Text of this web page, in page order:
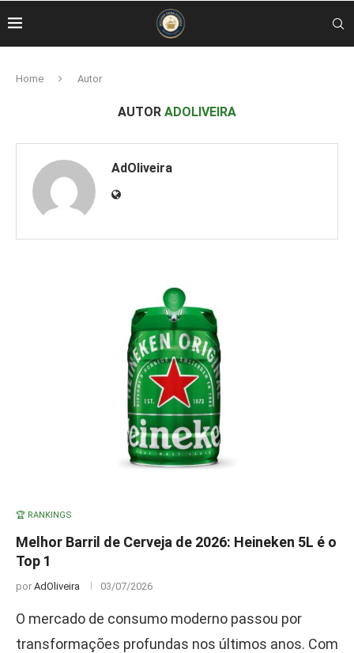
Home Autor
AUTOR ADOLIVEIRA
AdOliveira
🏆 RANKINGS
Melhor Barril de Cerveja de 2026: Heineken 5L é o
Top 1
por AdOliveira 03/07/2026
O mercado de consumo moderno passou por
transformações profundas nos últimos anos. Com